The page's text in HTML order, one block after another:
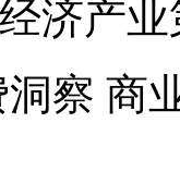
济产
察 商